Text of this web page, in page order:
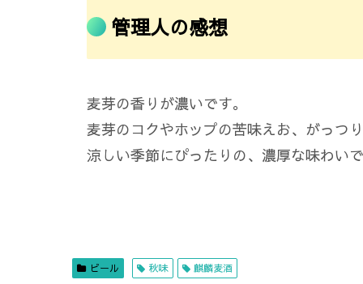
管理人の感想
麦芽の香りが濃いです。
麦芽のコクやホップの苦味えお、がっつり
涼しい季節にぴったりの、濃厚な味わいで
ビール 秋味 麒麟麦酒